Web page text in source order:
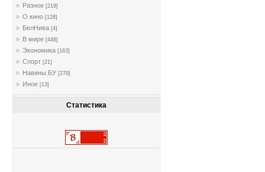
Разное [219]
О кино [128]
БелНива [4]
В мире [448]
Экономика [183]
Спорт [21]
Навины.БУ [279]
Иное [13]
Статистика